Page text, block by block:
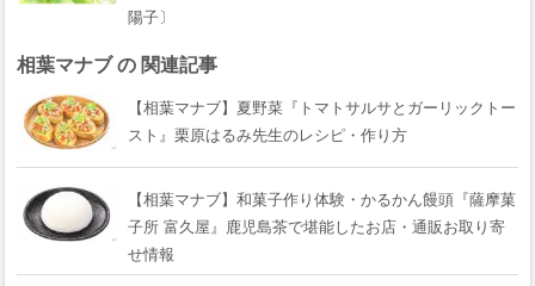
陽子〕
相葉マナブ の 関連記事
【相葉マナブ】夏野菜『トマトサルサとガーリックトー
スト』栗原はるみ先生のレシピ・作り方
【相葉マナブ】和菓子作り体験・かるかん饅頭『薩摩菓
子所 富久屋』鹿児島茶で堪能したお店・通販お取り寄
せ情報